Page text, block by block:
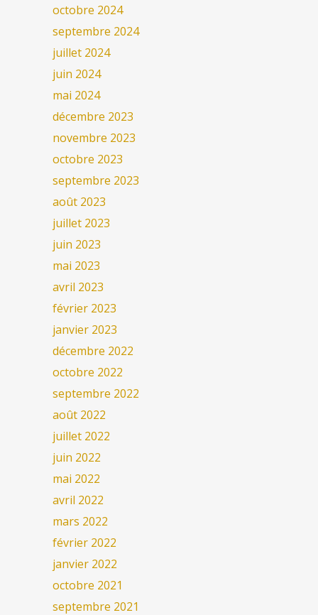
octobre 2024
septembre 2024
juillet 2024
juin 2024
mai 2024
décembre 2023
novembre 2023
octobre 2023
septembre 2023
août 2023
juillet 2023
juin 2023
mai 2023
avril 2023
février 2023
janvier 2023
décembre 2022
octobre 2022
septembre 2022
août 2022
juillet 2022
juin 2022
mai 2022
avril 2022
mars 2022
février 2022
janvier 2022
octobre 2021
septembre 2021